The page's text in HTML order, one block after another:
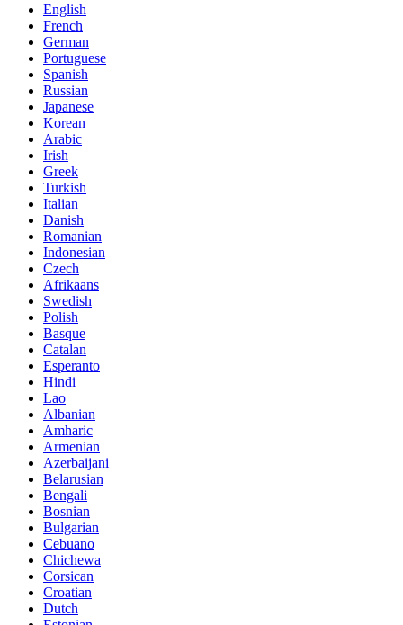
English
French
German
Portuguese
Spanish
Russian
Japanese
Korean
Arabic
Irish
Greek
Turkish
Italian
Danish
Romanian
Indonesian
Czech
Afrikaans
Swedish
Polish
Basque
Catalan
Esperanto
Hindi
Lao
Albanian
Amharic
Armenian
Azerbaijani
Belarusian
Bengali
Bosnian
Bulgarian
Cebuano
Chichewa
Corsican
Croatian
Dutch